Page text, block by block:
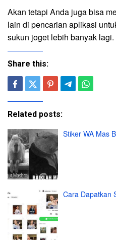
Akan tetapi Anda juga bisa
lain di pencarian aplikasi
sukun joget lebih banyak lagi.
Share this:
Related posts:
Stiker WA Mas
Cara Dapatkan